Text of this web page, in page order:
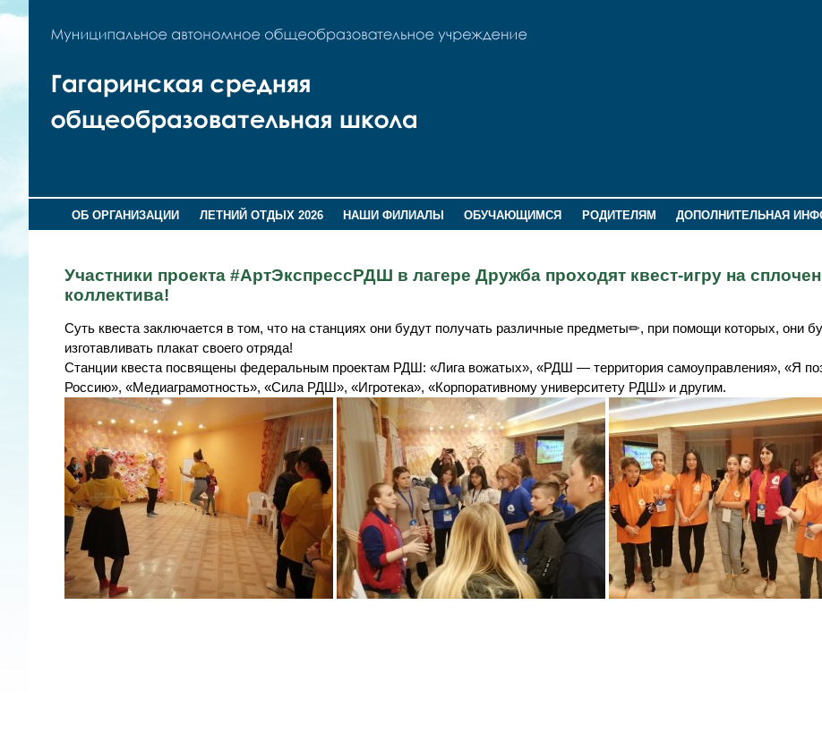
ОБ ОРГАНИЗАЦИИ ЛЕТНИЙ ОТДЫХ 2026 НАШИ ФИЛИАЛЫ ОБУЧАЮЩИМСЯ РОДИТЕЛЯМ ДОПОЛНИТЕЛЬНАЯ
Участники проекта #АртЭкспрессРДШ в лагере Дружба проходят квест-игру на
коллектива!
Суть квеста заключается в том, что на станциях они будут получать различные предметы✏, при помощи которых, они
изготавливать плакат своего отряда!
Станции квеста посвящены федеральным проектам РДШ: «Лига вожатых», «РДШ — территория самоуправления», «Я
Россию», «Медиаграмотность», «Сила РДШ», «Игротека», «Корпоративному университету РДШ» и другим.